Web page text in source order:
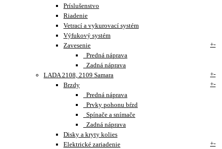
Príslušenstvo
Riadenie
Vetrací a vykurovací systém
Výfukový systém
Zavesenie
+-
Predná náprava
Zadná náprava
LADA 2108, 2109 Samara
+-
Brzdy
+-
Predná náprava
Prvky pohonu bŕzd
Spínače a snímače
Zadná náprava
Disky a kryty kolies
Elektrické zariadenie
+-